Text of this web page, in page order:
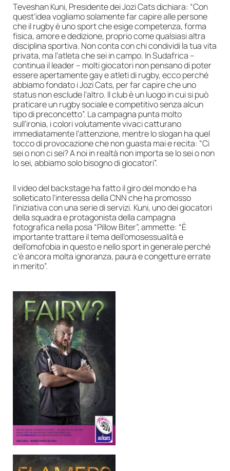
Teveshan Kuni, Presidente dei Jozi Cats dichiara: “Con
quest’idea vogliamo solamente far capire alle persone
che il rugby è uno sport che esige competenza, forma
fisica, amore e dedizione, proprio come qualsiasi altra
disciplina sportiva. Non conta con chi condividi la tua vita
privata, ma l’atleta che sei in campo. In Sudafrica –
continua il leader – molti giocatori non pensano di poter
essere apertamente gay e atleti di rugby, ecco perché
abbiamo fondato i Jozi Cats, per far capire che uno
status non esclude l’altro. Il club è un luogo in cui si può
praticare un rugby sociale e competitivo senza alcun
tipo di preconcetto”. La campagna punta molto
sull’ironia, i colori volutamente vivaci catturano
immediatamente l’attenzione, mentre lo slogan ha quel
tocco di provocazione che non guasta mai e recita: “Ci
sei o non ci sei? A noi in realtà non importa se lo sei o non
lo sei, abbiamo solo bisogno di giocatori”.
Il video del backstage ha fatto il giro del mondo e ha
solleticato l’interessa della CNN che ha promosso
l’iniziativa con una serie di servizi. Kuni, uno dei giocatori
della squadra e protagonista della campagna
fotografica nella posa “Pillow Biter”, ammette: “È
importante trattare il tema dell’omosessualità e
dell’omofobia in questo e nello sport in generale perché
c’è ancora molta ignoranza, paura e congetture errate
in merito”.